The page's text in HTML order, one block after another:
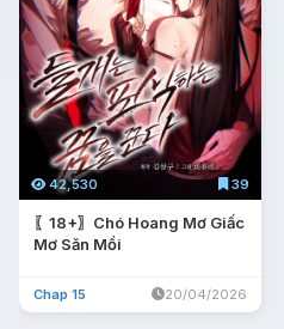
42,530 39
〖18+〗Chó Hoang Mơ Giấc
Mơ Săn Mồi
Chap 15 20/04/2026